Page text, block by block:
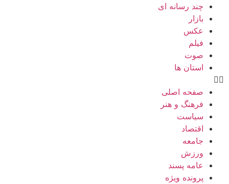
چند رسانه ای
بازار
عکس
فیلم
صوت
استان ها
صفحه اصلی
فرهنگ و هنر
سیاست
اقتصاد
جامعه
ورزش
عامه پسند
پرونده ویژه